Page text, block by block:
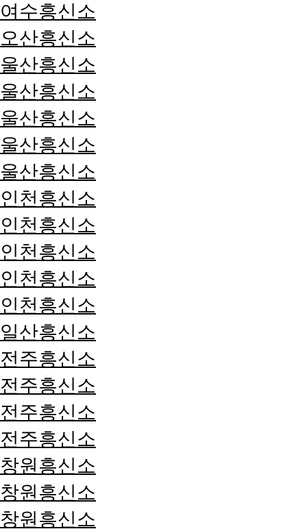
여수흥신소
오산흥신소
울산흥신소
울산흥신소
울산흥신소
울산흥신소
울산흥신소
인천흥신소
인천흥신소
인천흥신소
인천흥신소
인천흥신소
일산흥신소
전주흥신소
전주흥신소
전주흥신소
전주흥신소
창원흥신소
창원흥신소
창원흥신소